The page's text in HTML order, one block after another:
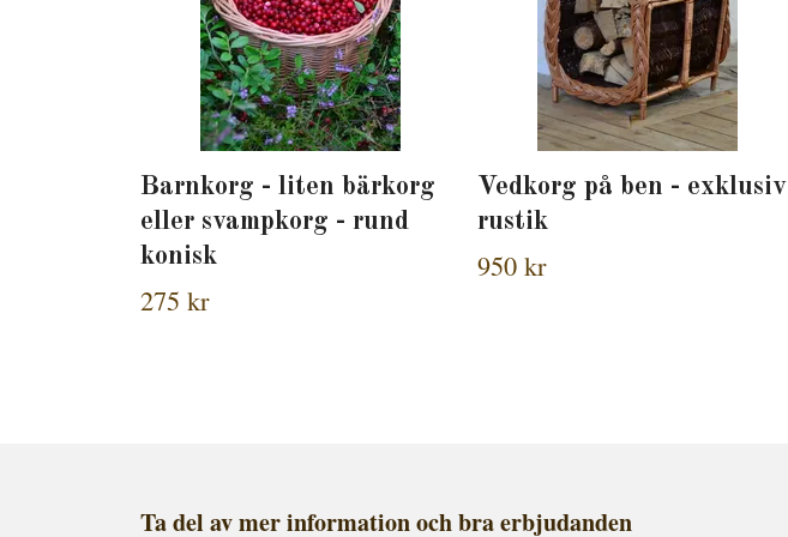
Barnkorg - liten bärkorg
eller svampkorg - rund
konisk
275 kr
Vedkorg på ben - exklusiv
rustik
950 kr
Ta del av mer information och bra erbjudanden